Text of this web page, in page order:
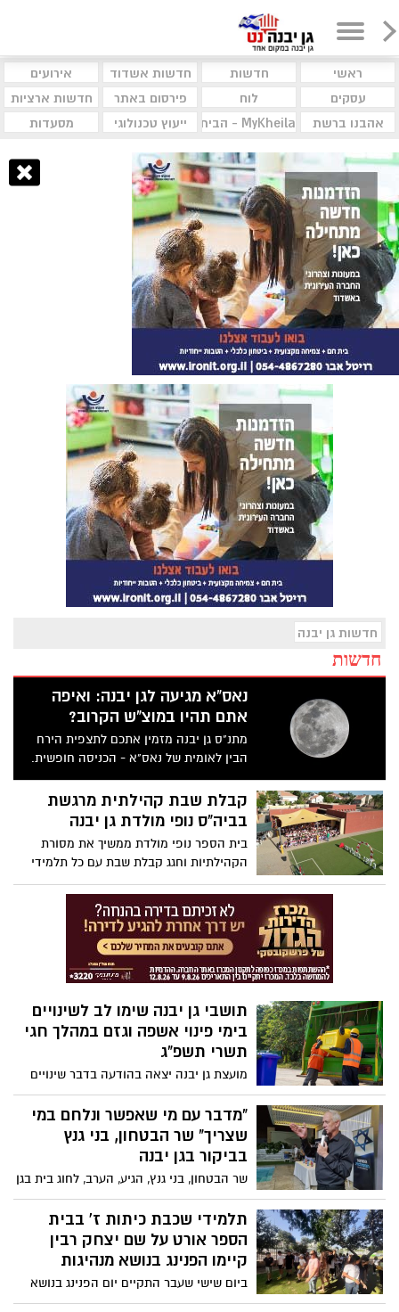
ראשי חדשות חדשות אשדוד
אירועים
עסקים
לוח פירסום באתר
חדשות ארציות
אהבנו ברשת
MyKheila - הבית לעסקים וקהילות ייעוץ טכנולוגי מסעדות
חדשות גן יבנה
חדשות
נאס"א מגיעה לגן יבנה: ואיפה
אתם תהיו במוצ"ש הקרוב?
מתנ"ס גן יבנה מזמין אתכם לתצפית הירח
הבין לאומית של נאס"א - הכניסה חופשית.
לפרטים נוספים היכנסו>>>
קבלת שבת קהילתית מרגשת
בביה"ס נופי מולדת גן יבנה
בית הספר נופי מולדת ממשיך את מסורת
הקהילתיות וחגג קבלת שבת עם כל תלמידי
והורי בית הספר. לפרטים נוספים
היכנסו>>>>
תושבי גן יבנה שימו לב לשינויים
בימי פינוי אשפה וגזם במהלך חגי
תשרי תשפ"ג
מועצת גן יבנה יצאה בהודעה בדבר שינויים
בימי פינוי האשפה והגזם במהלך חגי תשרי
תשפ"ג 2022. כמו כן הודיעה המועצה כי,
תתגבר את מערכי הפינוי ותעבוד גם בשעות
לא רגילות. לפרטים נוספים הכנסו
לכתבה>>>>
"מדבר עם מי שאפשר ונלחם במי
שצריך" שר הבטחון, בני גנץ
בביקור בגן יבנה
שר הבטחון, בני גנץ, הגיע, הערב, לחוג בית בגן
יבנה. בעל הבית המארח, יוסי יפרח, יו"ר מטה
גן יבנה, פתח את ביתו ויחד עם רעייתו ליזי,
קיבלו את עשרות האנשים שהגיעו לשמוע את
משנתו של השר.
תלמידי שכבת כיתות ז' בבית
הספר אורט על שם יצחק רבין
קיימו הפנינג בנושא מנהיגות
ביום שישי שעבר התקיים יום הפנינג בנושא
מנהיגות לתלמידי שכבת כיתות ז' בבית הספר